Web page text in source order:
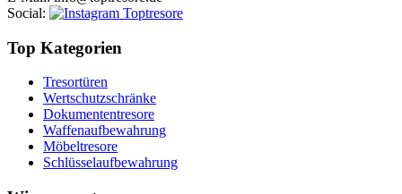
Social:
Top Kategorien
Tresortüren
Wertschutzschränke
Dokumententresore
Waffenaufbewahrung
Möbeltresore
Schlüsselaufbewahrung